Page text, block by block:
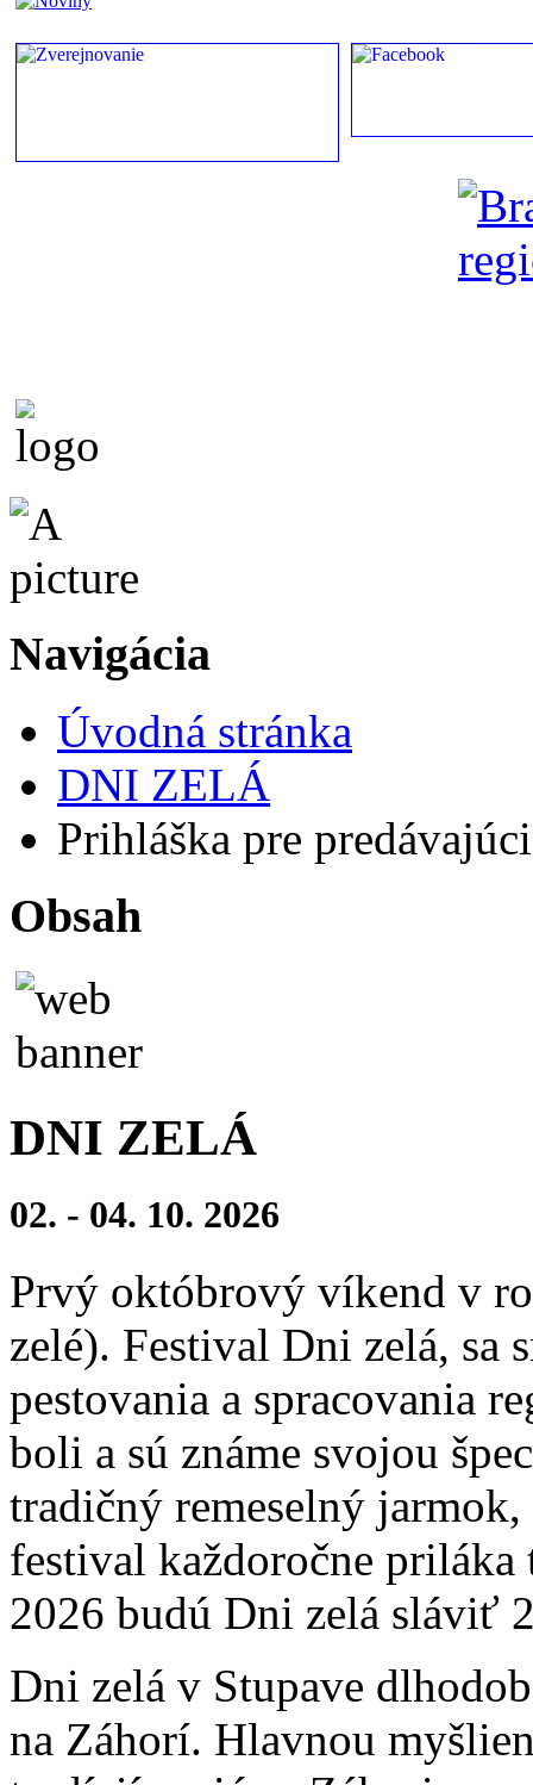
Navigácia
Úvodná stránka
DNI ZELÁ
Prihláška pre
Obsah
DNI ZELÁ
02. - 04. 10. 2026
Prvý októbrový víkend v
zelé). Festival Dni zelá, sa
pestovania a spracovania
boli a sú známe svojou
tradičný remeselný
festival každoročne
2026 budú Dni zelá sláviť
Dni zelá v Stupave
na Záhorí. Hlavnou